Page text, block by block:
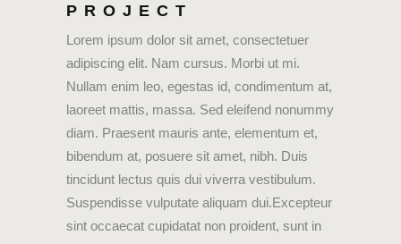
PROJECT
Lorem ipsum dolor sit amet, consectetuer
adipiscing elit. Nam cursus. Morbi ut mi.
Nullam enim leo, egestas id, condimentum at,
laoreet mattis, massa. Sed eleifend nonummy
diam. Praesent mauris ante, elementum et,
bibendum at, posuere sit amet, nibh. Duis
tincidunt lectus quis dui viverra vestibulum.
Suspendisse vulputate aliquam dui.Excepteur
sint occaecat cupidatat non proident, sunt in